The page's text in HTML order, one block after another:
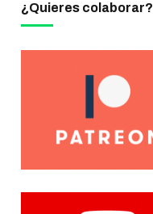
¿Quieres colaborar?